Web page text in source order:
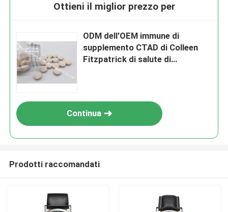
Ottieni il miglior prezzo per
ODM dell'OEM immune di
supplemento CTAD di Colleen
Fitzpatrick di salute di
Continua
Prodotti raccomandati